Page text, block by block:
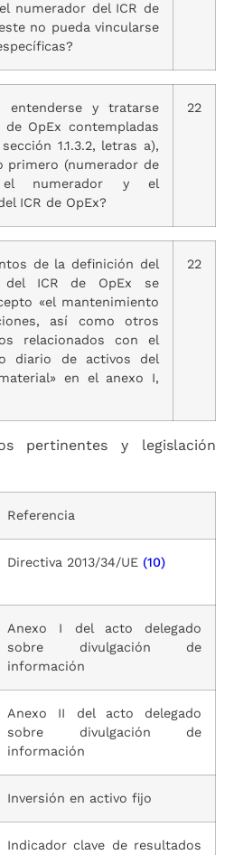
numerador del ICR de
no pueda vincularse
entenderse y tratarse
OpEx contempladas
1.1.3.2, letras a),
primero (numerador de
el numerador y el
ICR de OpEx?
22
de la definición del
del ICR de OpEx se
«el mantenimiento
así como otros
relacionados con el
diario de activos del
en el anexo I,
22
pertinentes y legislación
Referencia
Directiva 2013/34/UE (10)
Anexo I del acto delegado
sobre divulgación de
información
Anexo II del acto delegado
sobre divulgación de
información
Inversión en activo fijo
Indicador clave de resultados